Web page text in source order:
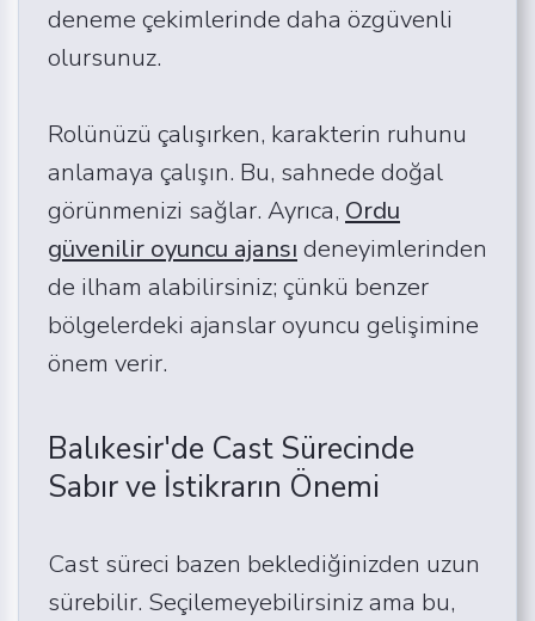
deneme çekimlerinde daha özgüvenli
olursunuz.
Rolünüzü çalışırken, karakterin ruhunu
anlamaya çalışın. Bu, sahnede doğal
görünmenizi sağlar. Ayrıca, Ordu
güvenilir oyuncu ajansı deneyimlerinden
de ilham alabilirsiniz; çünkü benzer
bölgelerdeki ajanslar oyuncu gelişimine
önem verir.
Balıkesir'de Cast Sürecinde
Sabır ve İstikrarın Önemi
Cast süreci bazen beklediğinizden uzun
sürebilir. Seçilemeyebilirsiniz ama bu,